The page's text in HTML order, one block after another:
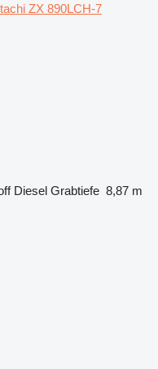
ZX 890LCH-7
Diesel Grabtiefe 8,87 m